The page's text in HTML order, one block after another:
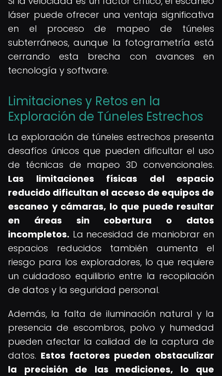
láser puede ofrecer una ventaja significativa
en el proceso de mapeo de túneles
subterráneos, aunque la fotogrametría está
cerrando esta brecha con avances en
tecnología y software.
Limitaciones y Retos en la
Exploración de Túneles Estrechos
La exploración de túneles estrechos presenta
desafíos únicos que pueden dificultar el uso
de técnicas de mapeo 3D convencionales.
Las limitaciones físicas del espacio
reducido dificultan el acceso de equipos de
escaneo y cámaras, lo que puede resultar
en áreas sin cobertura o datos
incompletos. La necesidad de maniobrar en
espacios reducidos también aumenta el
riesgo para los exploradores, lo que requiere
un cuidadoso equilibrio entre la recopilación
de datos y la seguridad personal.
Además, la falta de iluminación natural y la
presencia de escombros, polvo y humedad
pueden afectar la calidad de la captura de
datos. Estos factores pueden obstaculizar
la precisión de las mediciones, lo que